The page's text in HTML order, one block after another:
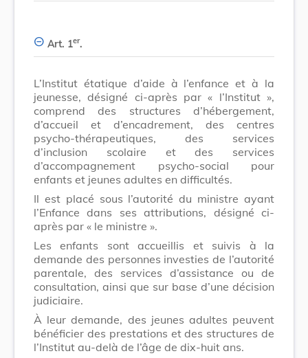
Art. 1er.
L’Institut étatique d’aide à l’enfance et à la
jeunesse, désigné ci-après par « l’Institut »,
comprend des structures d’hébergement,
d’accueil et d’encadrement, des centres
psycho-thérapeutiques, des services
d’inclusion scolaire et des services
d’accompagnement psycho-social pour
enfants et jeunes adultes en difficultés.
Il est placé sous l’autorité du ministre ayant
l’Enfance dans ses attributions, désigné ci-
après par « le ministre ».
Les enfants sont accueillis et suivis à la
demande des personnes investies de l’autorité
parentale, des services d’assistance ou de
consultation, ainsi que sur base d’une décision
judiciaire.
À leur demande, des jeunes adultes peuvent
bénéficier des prestations et des structures de
l’Institut au-delà de l’âge de dix-huit ans.